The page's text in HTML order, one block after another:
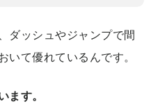
ダッシュやジャンプで間
て優れているんです。
ます。